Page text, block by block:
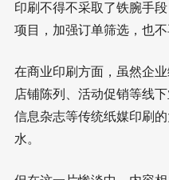
印刷不得不采取了铁腕手
项目，加强订单筛选，也不
在商业印刷方面，虽然企
店铺陈列、活动促销等线
信息杂志等传统纸媒印刷
水。